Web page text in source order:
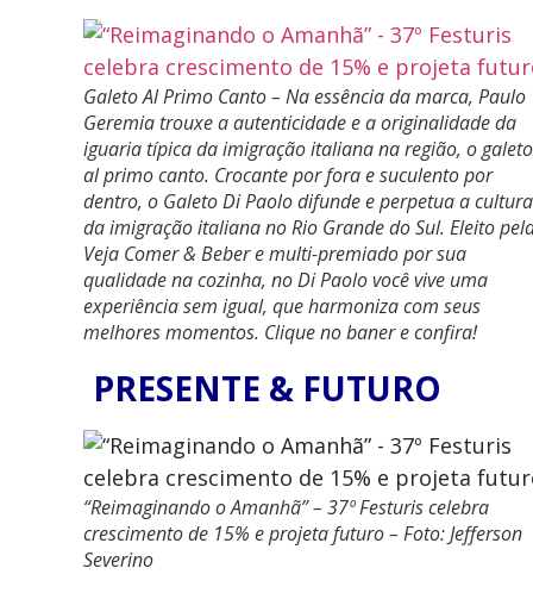
Galeto Al Primo Canto – Na essência da marca, Paulo
Geremia trouxe a autenticidade e a originalidade da
iguaria típica da imigração italiana na região, o galeto
al primo canto. Crocante por fora e suculento por
dentro, o Galeto Di Paolo difunde e perpetua a cultura
da imigração italiana no Rio Grande do Sul. Eleito
Veja Comer & Beber e multi-premiado por sua
qualidade na cozinha, no Di Paolo você vive uma
experiência sem igual, que harmoniza com seus
melhores momentos. Clique no baner e confira!
PRESENTE & FUTURO
“Reimaginando o Amanhã” – 37º Festuris celebra
crescimento de 15% e projeta futuro – Foto: Jefferson
Severino